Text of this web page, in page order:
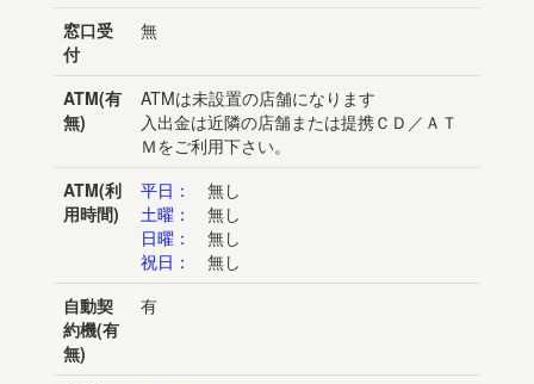
窓口受
付
無
ATM(有
無)
ATMは未設置の店舗になります
入出金は近隣の店舗または提携ＣＤ／ＡＴ
Ｍをご利用下さい。
ATM(利
用時間)
平日：
無し
土曜：
無し
日曜：
無し
祝日：
無し
自動契
約機(有
無)
有